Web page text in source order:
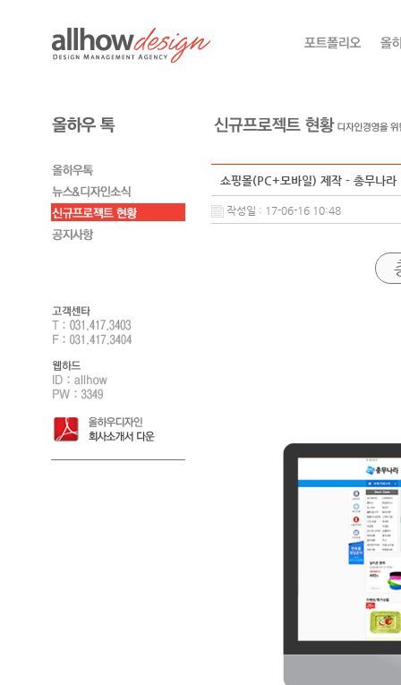
쇼핑몰(PC+모바일) 제작 - 총무나라
작성일 : 17-06-16 10:48